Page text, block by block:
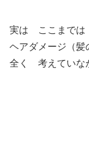
実は ここまでは
ヘアダメージ（髪
全く 考えていな